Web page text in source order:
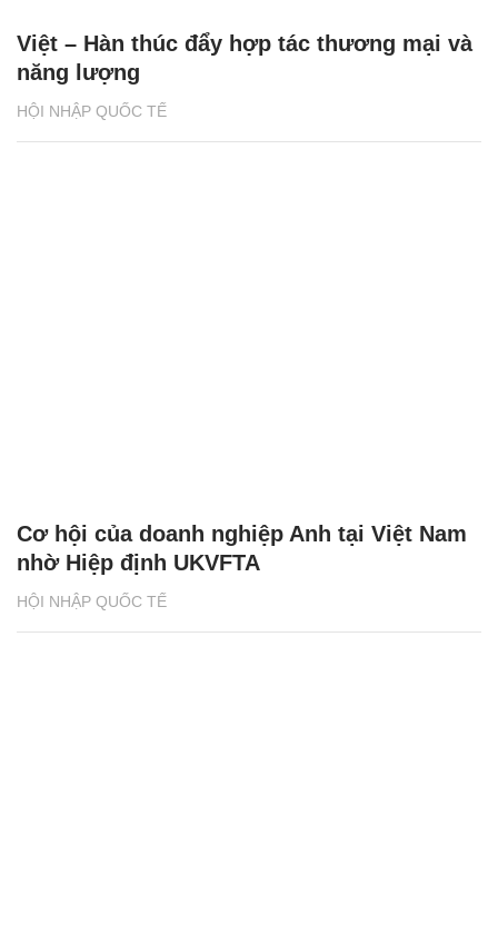
HỘI NHẬP QUỐC TẾ
Việt – Hàn thúc đẩy hợp tác thương mại và
năng lượng
HỘI NHẬP QUỐC TẾ
Cơ hội của doanh nghiệp Anh tại Việt Nam
nhờ Hiệp định UKVFTA